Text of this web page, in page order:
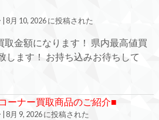
8月 10, 2026 に投稿された
金額になります！ 県内最高値買
します！ お持ち込みお待ちして
ーナー買取商品のご紹介■
8月 9, 2026 に投稿された